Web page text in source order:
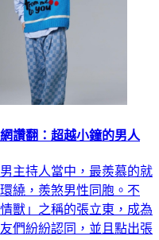
讚翻：超越小鐘的男人
主持人當中，最羨慕的就
繞，羨煞男性同胞。不
獸」之稱的張立東，成為
們紛紛認同，並且點出張